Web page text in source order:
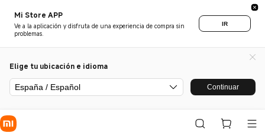
Mi Store APP
Ve a la aplicación y disfruta de una experiencia de compra sin
problemas.
IR
Elige tu ubicación e idioma
España / Español Continuar